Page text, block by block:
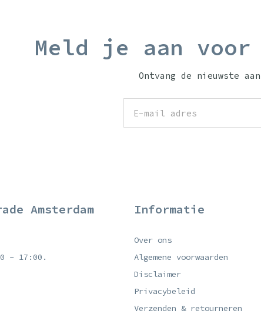
Meld je aan
Ontvang de nieuwste
Amsterdam
- 17:00.
Informatie
Over ons
Algemene voorwaarden
Disclaimer
Privacybeleid
Verzenden & retourneren